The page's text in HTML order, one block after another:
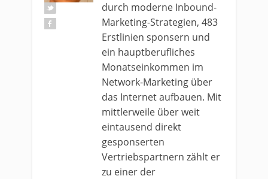
durch moderne Inbound-
Marketing-Strategien, 483
Erstlinien sponsern und
ein hauptberufliches
Monatseinkommen im
Network-Marketing über
das Internet aufbauen. Mit
mittlerweile über weit
eintausend direkt
gesponserten
Vertriebspartnern zählt er
zu einer der